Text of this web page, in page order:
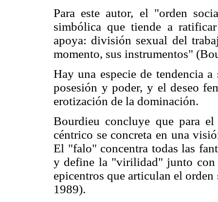
Para este autor, el "orden
simbólica que tiende a
apoya: división sexual del
momento, sus instrumentos"
Hay una especie de tendencia
posesión y poder, y el deseo
erotización de la dominación.
Bourdieu concluye que para
céntrico se concreta en una
El "falo" concentra todas las
y define la "virilidad" junto con
epicentros que articulan el
1989).